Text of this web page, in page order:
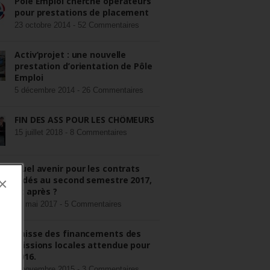
pour prestations de placement
23 octobre 2014 - 52 Commentaires
Activ’projet : une nouvelle
prestation d’orientation de Pôle
Emploi
5 décembre 2014 - 26 Commentaires
FIN DES ASS POUR LES CHÔMEURS
15 juillet 2018 - 8 Commentaires
Quel avenir pour les contrats
aidés au second semestre 2017,
et après ?
22 mai 2017 - 5 Commentaires
Baisse des financements des
missions locales attendue pour
2016.